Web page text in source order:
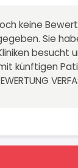
keine
Sie
besucht
künftigen